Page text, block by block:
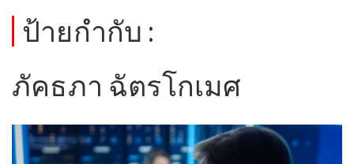
ป้ายกำกับ :
ภัคธภา ฉัตรโกเมศ